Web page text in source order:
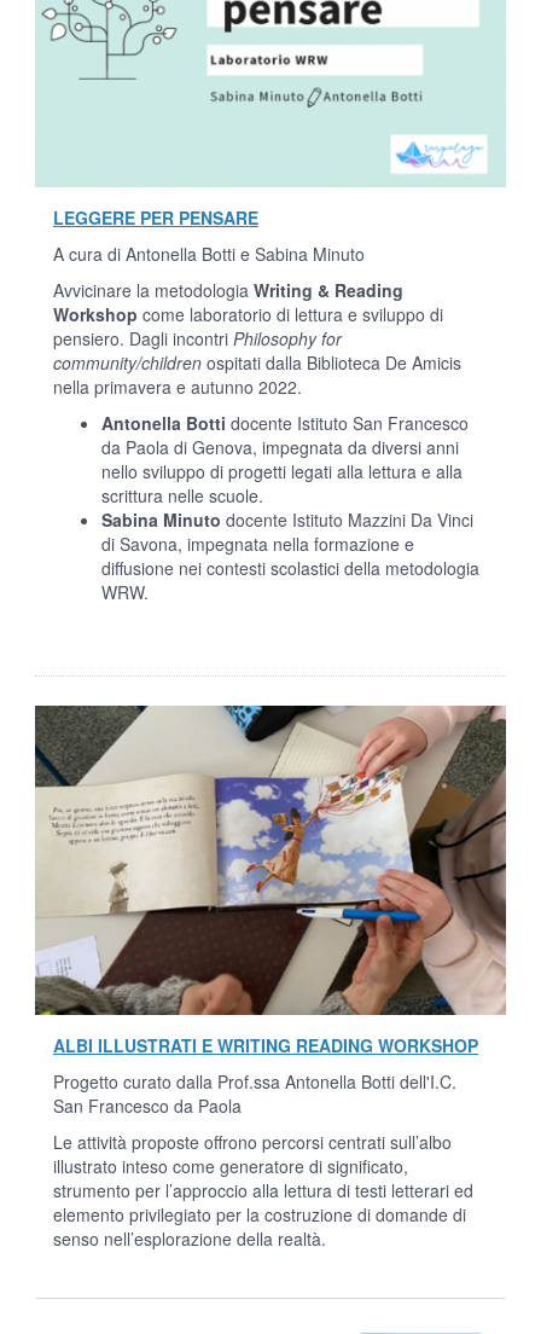
LEGGERE PER PENSARE
A cura di Antonella Botti e Sabina Minuto
Avvicinare la metodologia Writing & Reading
Workshop come laboratorio di lettura e sviluppo di
pensiero. Dagli incontri Philosophy for
community/children ospitati dalla Biblioteca De Amicis
nella primavera e autunno 2022.
Antonella Botti docente Istituto San Francesco
da Paola di Genova, impegnata da diversi anni
nello sviluppo di progetti legati alla lettura e alla
scrittura nelle scuole.
Sabina Minuto docente Istituto Mazzini Da Vinci
di Savona, impegnata nella formazione e
diffusione nei contesti scolastici della metodologia
WRW.
ALBI ILLUSTRATI E WRITING READING WORKSHOP
Progetto curato dalla Prof.ssa Antonella Botti dell'I.C.
San Francesco da Paola
Le attività proposte offrono percorsi centrati sull’albo
illustrato inteso come generatore di significato,
strumento per l’approccio alla lettura di testi letterari ed
elemento privilegiato per la costruzione di domande di
senso nell’esplorazione della realtà.